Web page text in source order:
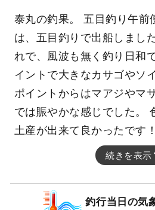
泰丸の釣果。 五目釣り午前
は、五目釣りで出船しまし
れで、風波も無く釣り日和
イントで大きなカサゴやソ
ポイントからはマアジやマ
では賑やかな感じでした。
土産が出来て良かったです！
続きを表示
釣行当日の気